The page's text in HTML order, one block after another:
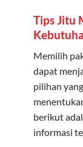
kuota
Kontrak
Pelanggan
layanan
syarat dan
diubah
Biaya
Tips Jitu
Memilih
dapat
pilihan
berikut
informasi